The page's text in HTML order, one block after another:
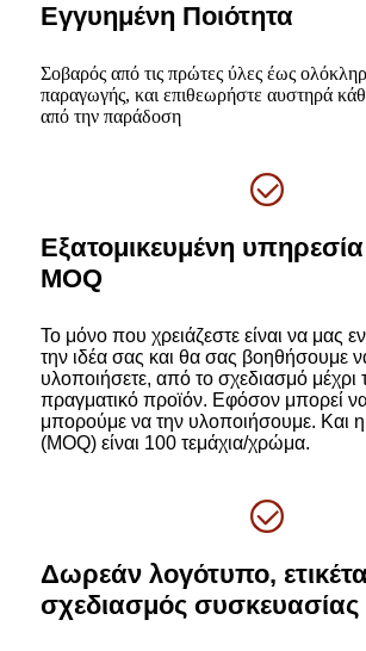
Εγγυημένη Ποιότητα
Σοβαρός από τις πρώτες ύλες έως
παραγωγής, και επιθεωρήστε αυστηρά
από την παράδοση
Εξατομικευμένη
MOQ
Το μόνο που χρειάζεστε είναι να μας
την ιδέα σας και θα σας βοηθήσουμε
υλοποιήσετε, από το σχεδιασμό μέχρι
πραγματικό προϊόν. Εφόσον μπορεί να
μπορούμε να την υλοποιήσουμε. Και
(MOQ) είναι 100 τεμάχια/χρώμα.
Δωρεάν λογότυπο,
σχεδιασμός συσκευασίας